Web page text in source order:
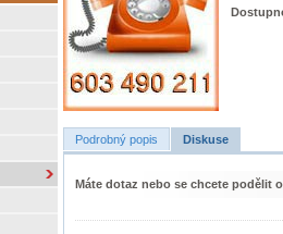
Podrobný popis Diskuse
Máte dotaz nebo se chcete podělit